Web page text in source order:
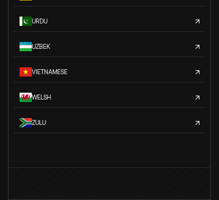
URDU
UZBEK
VIETNAMESE
WELSH
ZULU